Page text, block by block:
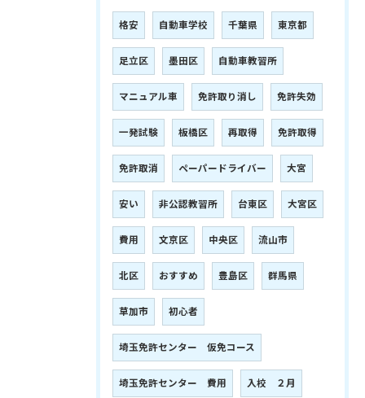
格安 自動車学校 千葉県 東京都
足立区 墨田区 自動車教習所
マニュアル車 免許取り消し 免許失効
一発試験 板橋区 再取得 免許取得
免許取消 ペーパードライバー 大宮
安い 非公認教習所 台東区 大宮区
費用 文京区 中央区 流山市
北区 おすすめ 豊島区 群馬県
草加市 初心者
埼玉免許センター 仮免コース
埼玉免許センター 費用 入校 ２月